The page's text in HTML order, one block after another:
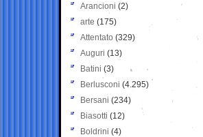
Arancioni (2)
arte (175)
Attentato (329)
Auguri (13)
Batini (3)
Berlusconi (4.295)
Bersani (234)
Biasotti (12)
Boldrini (4)